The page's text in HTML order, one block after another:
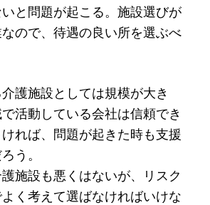
と問題が起こる。施設選びが
ので、待遇の良い所を選ぶべ
護施設としては規模が大き
活動している会社は信頼でき
れば、問題が起きた時も支援
う。
施設も悪くはないが、リスク
く考えて選ばなければいけな